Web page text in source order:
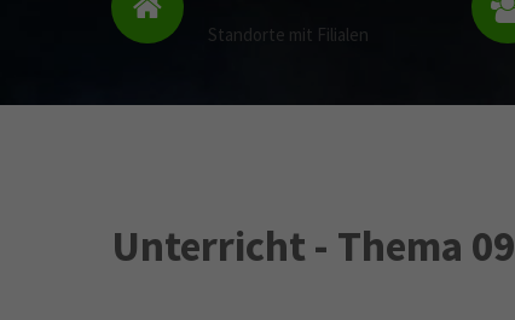
Standorte mit Filialen
Unterricht - Thema 09